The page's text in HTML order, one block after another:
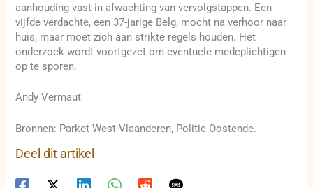
aanhouding vast in afwachting van vervolgstappen. Een
vijfde verdachte, een 37-jarige Belg, mocht na verhoor naar
huis, maar moet zich aan strikte regels houden. Het
onderzoek wordt voortgezet om eventuele medeplichtigen
op te sporen.
Andy Vermaut
Bronnen: Parket West-Vlaanderen, Politie Oostende.
Deel dit artikel